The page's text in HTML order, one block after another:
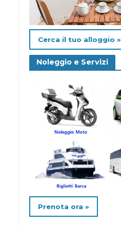
Cerca il tuo alloggio »
Noleggio e Servizi
Prenota ora »